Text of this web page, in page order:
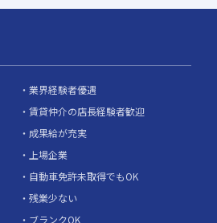
業界経験者優遇
賃貸仲介の店長経験者歓迎
成果給が充実
上場企業
自動車免許未取得でもOK
残業少ない
ブランクOK